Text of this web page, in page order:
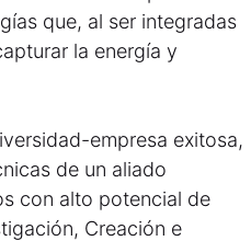
que, al ser integradas
la energía y
empresa exitosa,
de un aliado
con alto potencial de
Creación e